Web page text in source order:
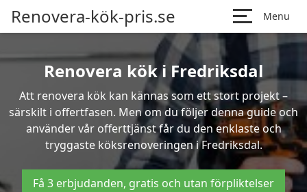
Renovera-kök-pris.se Menu
Renovera kök i Fredriksdal
Att renovera kök kan kännas som ett stort projekt –
särskilt i offertfasen. Men om du följer denna guide och
använder vår offerttjänst får du den enklaste och
tryggaste köksrenoveringen i Fredriksdal.
Få 3 erbjudanden, gratis och utan förpliktelser